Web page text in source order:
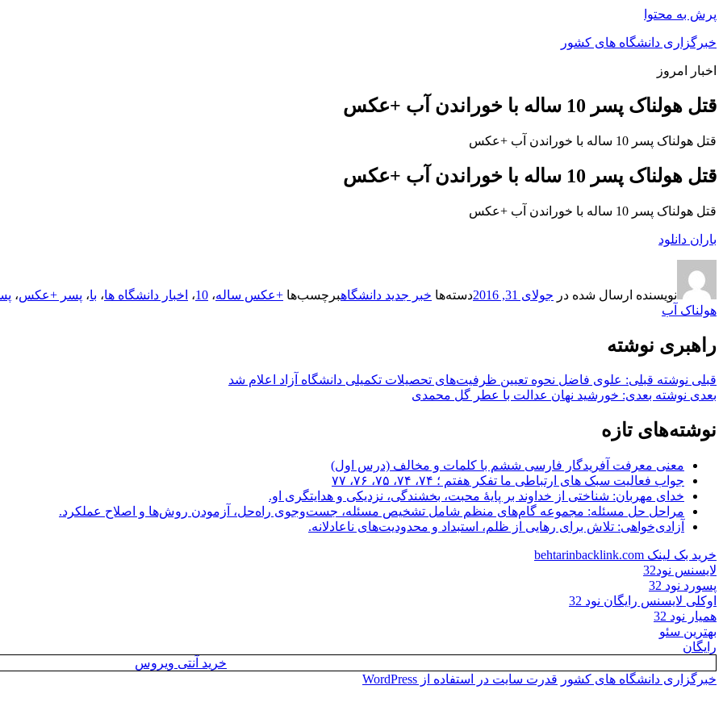
پرش به محتوا
خبرگزاری دانشگاه های کشور
اخبار امروز
قتل هولناک پسر 10 ساله با خوراندن آب +عکس
قتل هولناک پسر 10 ساله با خوراندن آب +عکس
قتل هولناک پسر 10 ساله با خوراندن آب +عکس
قتل هولناک پسر 10 ساله با خوراندن آب +عکس
باران دانلود
نویسنده ارسال شده در جولای 31, 2016 دسته‌ها خبر جدید دانشگاهبرچسب‌ها +عکس ساله، 10، اخبار دانشگاه ها، با، پسر +عکس،
هولناک آب
راهبری نوشته
قبلی نوشته قبلی: علوی فاضل نحوه تعیین ظرفیت‌های تحصیلات تکمیلی دانشگاه آزاد اعلام شد
بعدی نوشته بعدی: خورشید نهان عدالت با عطر گل محمدی
نوشته‌های تازه
معنی معرفت آفریدگار فارسی ششم با کلمات و مخالف (درس اول)
جواب فعالیت سبک های ارتباطی ما تفکر هفتم ؛ ۷۴، ۷۴، ۷۵، ۷۶، ۷۷
خدای مهربان: شناختی از خداوند بر پایهٔ محبت، بخشندگی، نزدیکی و هدایتگری او.
مراحل حل مسئله: مجموعه گام‌های منظم شامل تشخیص مسئله، جست‌وجوی راه‌حل، آزمودن روش‌ها و اصلاح عملکرد.
آزادی‌خواهی: تلاش برای رهایی از ظلم، استبداد و محدودیت‌های ناعادلانه.
خرید بک لینک behtarinbacklink.com
لایسنس نود32
پسورد نود 32
اوکلی لایسنس رایگان نود 32
همیار نود 32
بهترین سئو
رایگان
خرید آنتی ویروس
خبرگزاری دانشگاه های کشور قدرت سایت در استفاده از WordPress